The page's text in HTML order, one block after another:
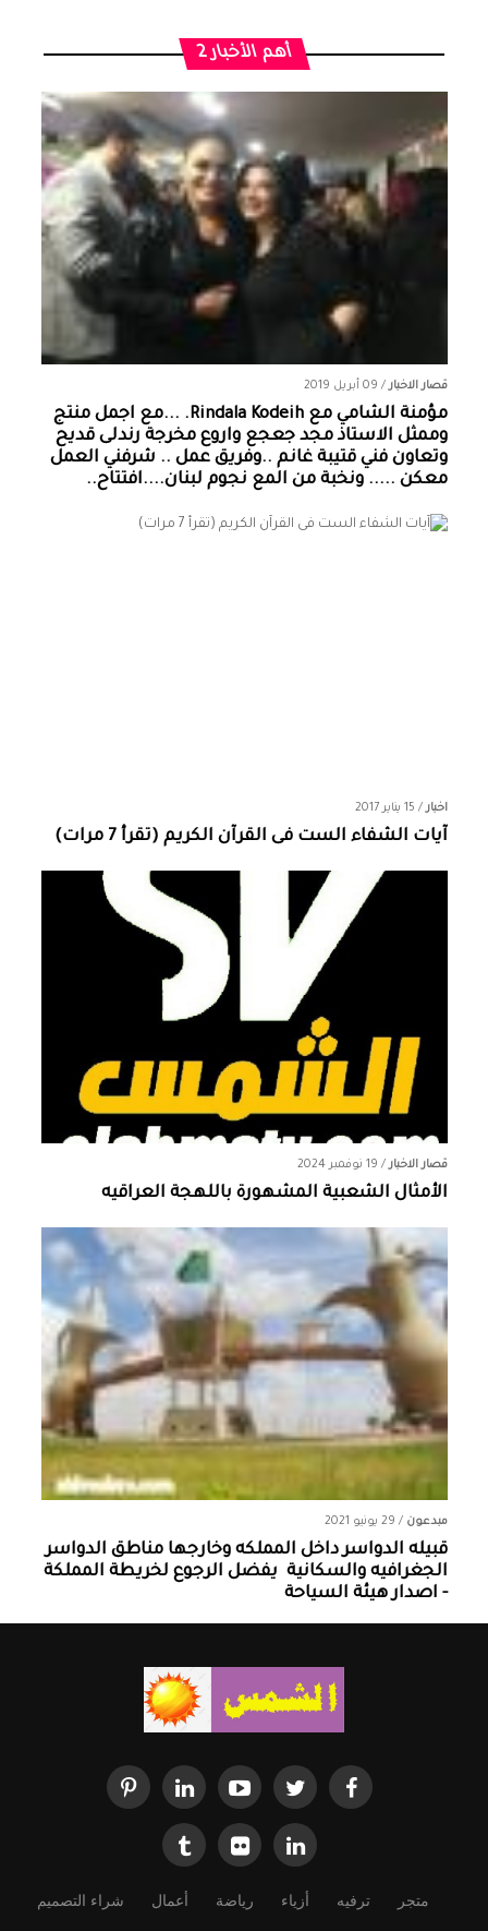
أهم الأخبار 2
قصار الاخبار/ 09 أبريل 2019
مؤمنة الشامي‏ مع ‏‎Rindala Kodeih‎‏. ...مع اجمل منتج
وممثل الاستاذ مجد جعجع واروع مخرجة رندلى قديح
وتعاون فني قتيبة غانم ..وفريق عمل .. شرفني العمل
معكن ..... ونخبة من المع نجوم لبنان....افتتاح..
اخبار/ 15 يناير 2017
آيات الشفاء الست فى القرآن الكريم (تقرأ 7 مرات)
قصار الاخبار/ 19 نوفمبر 2024
الأمثال الشعبية المشهورة باللهجة العراقيه
مبدعون / 29 يونيو 2021
قبيله الدواسر داخل المملكه وخارجها ‏مناطق الدواسر
الجغرافيه والسكانية ‏ يفضل الرجوع لخريطة المملكة
- اصدار هيئة السياحة
متجر ترفيه أزياء رياضة أعمال شراء التصميم